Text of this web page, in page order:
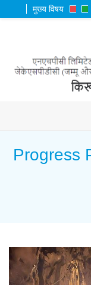
मुख्य विषय
Progress